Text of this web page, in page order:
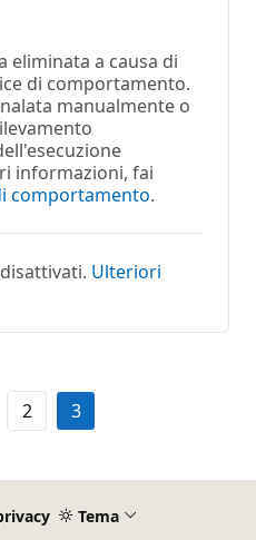
eliminata a causa di
di comportamento.
manualmente o
informazioni, fai
comportamento.
Ulteriori
2 3
Tema